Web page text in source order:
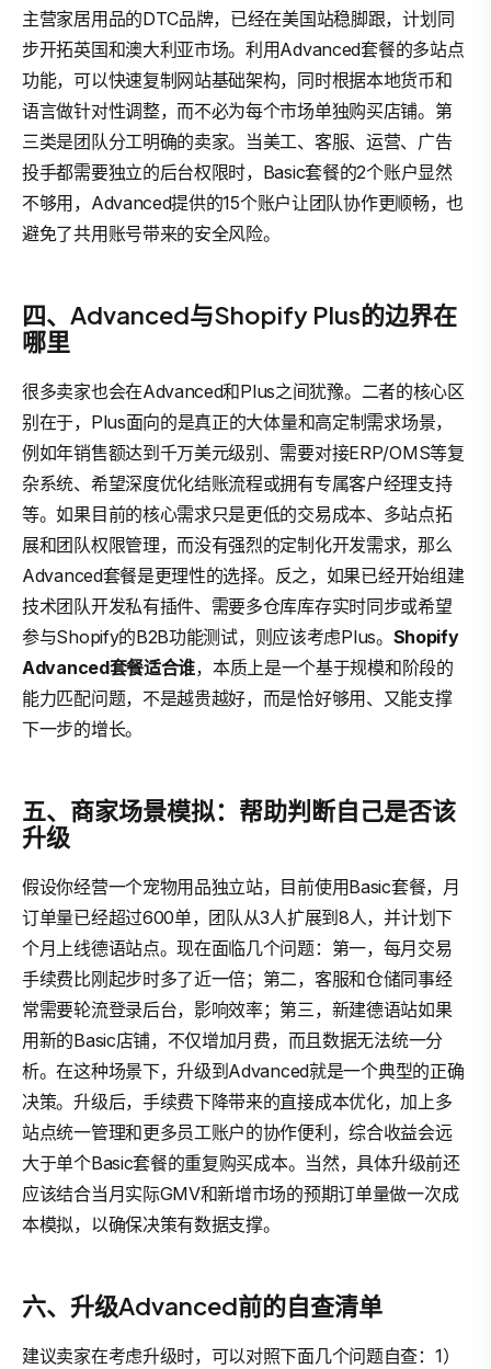
主营家居用品的DTC品牌，已经在美国站稳脚跟，计划同
步开拓英国和澳大利亚市场。利用Advanced套餐的多站点
功能，可以快速复制网站基础架构，同时根据本地货币和
语言做针对性调整，而不必为每个市场单独购买店铺。第
三类是团队分工明确的卖家。当美工、客服、运营、广告
投手都需要独立的后台权限时，Basic套餐的2个账户显然
不够用，Advanced提供的15个账户让团队协作更顺畅，也
避免了共用账号带来的安全风险。
四、Advanced与Shopify Plus的边界在
哪里
很多卖家也会在Advanced和Plus之间犹豫。二者的核心区
别在于，Plus面向的是真正的大体量和高定制需求场景，
例如年销售额达到千万美元级别、需要对接ERP/OMS等复
杂系统、希望深度优化结账流程或拥有专属客户经理支持
等。如果目前的核心需求只是更低的交易成本、多站点拓
展和团队权限管理，而没有强烈的定制化开发需求，那么
Advanced套餐是更理性的选择。反之，如果已经开始组建
技术团队开发私有插件、需要多仓库库存实时同步或希望
参与Shopify的B2B功能测试，则应该考虑Plus。 Shopify
Advanced套餐适合谁，本质上是一个基于规模和阶段的
能力匹配问题，不是越贵越好，而是恰好够用、又能支撑
下一步的增长。
五、商家场景模拟：帮助判断自己是否该
升级
假设你经营一个宠物用品独立站，目前使用Basic套餐，月
订单量已经超过600单，团队从3人扩展到8人，并计划下
个月上线德语站点。现在面临几个问题：第一，每月交易
手续费比刚起步时多了近一倍；第二，客服和仓储同事经
常需要轮流登录后台，影响效率；第三，新建德语站如果
用新的Basic店铺，不仅增加月费，而且数据无法统一分
析。在这种场景下，升级到Advanced就是一个典型的正确
决策。升级后，手续费下降带来的直接成本优化，加上多
站点统一管理和更多员工账户的协作便利，综合收益会远
大于单个Basic套餐的重复购买成本。当然，具体升级前还
应该结合当月实际GMV和新增市场的预期订单量做一次成
本模拟，以确保决策有数据支撑。
六、升级Advanced前的自查清单
建议卖家在考虑升级时，可以对照下面几个问题自查：1）